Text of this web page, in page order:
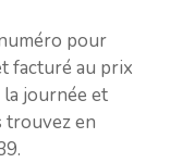
pour
facturé au prix
la journée et
trouvez en